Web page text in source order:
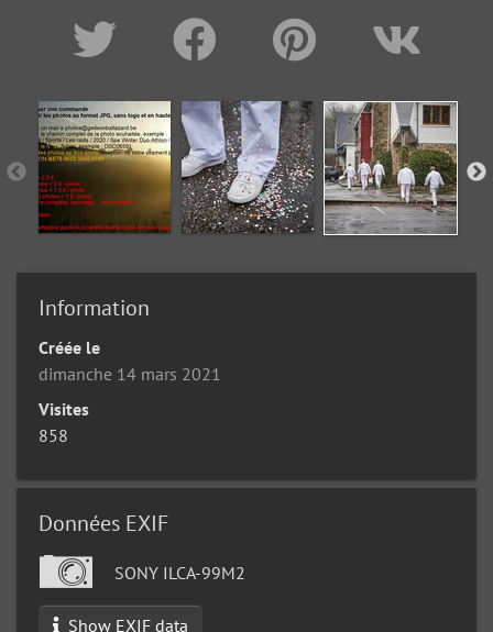
Information
Créée le
dimanche 14 mars 2021
Visites
858
Données EXIF
SONY ILCA-99M2
Show EXIF data